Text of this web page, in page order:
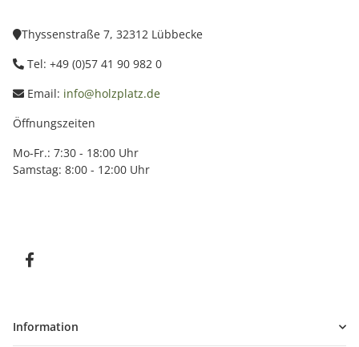
Thyssenstraße 7, 32312 Lübbecke
Tel: +49 (0)57 41 90 982 0
Email: info@holzplatz.de
Öffnungszeiten
Mo-Fr.: 7:30 - 18:00 Uhr
Samstag: 8:00 - 12:00 Uhr
Information